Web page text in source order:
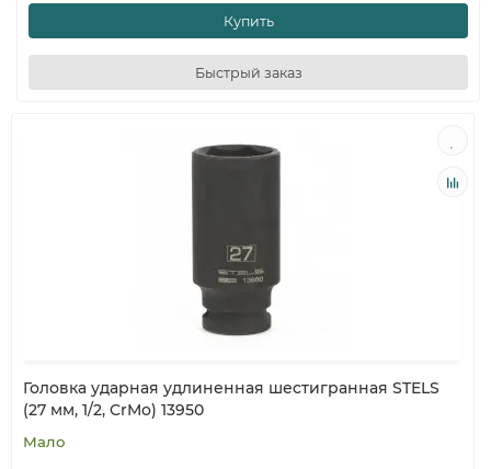
Купить
Быстрый заказ
Головка ударная удлиненная шестигранная STELS
(27 мм, 1/2, CrMo) 13950
Мало